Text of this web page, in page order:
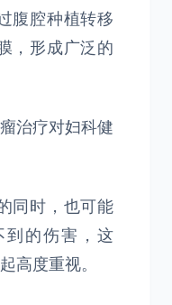
腹腔种植转移
，形成广泛的
治疗对妇科健
同时，也可能
到的伤害，这
高度重视。